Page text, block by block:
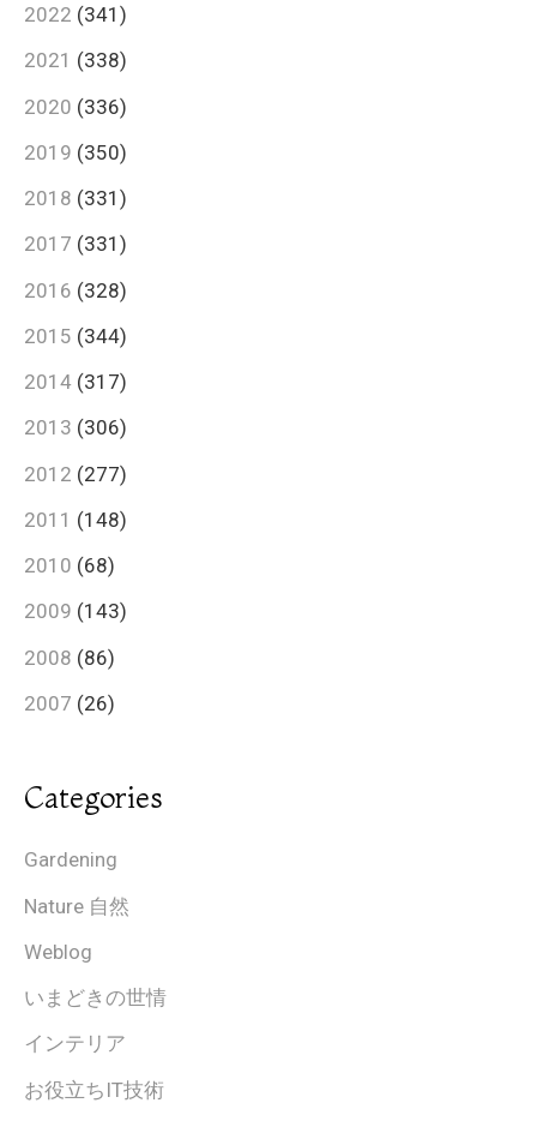
2022 (341)
2021 (338)
2020 (336)
2019 (350)
2018 (331)
2017 (331)
2016 (328)
2015 (344)
2014 (317)
2013 (306)
2012 (277)
2011 (148)
2010 (68)
2009 (143)
2008 (86)
2007 (26)
Categories
Gardening
Nature 自然
Weblog
いまどきの世情
インテリア
お役立ちIT技術